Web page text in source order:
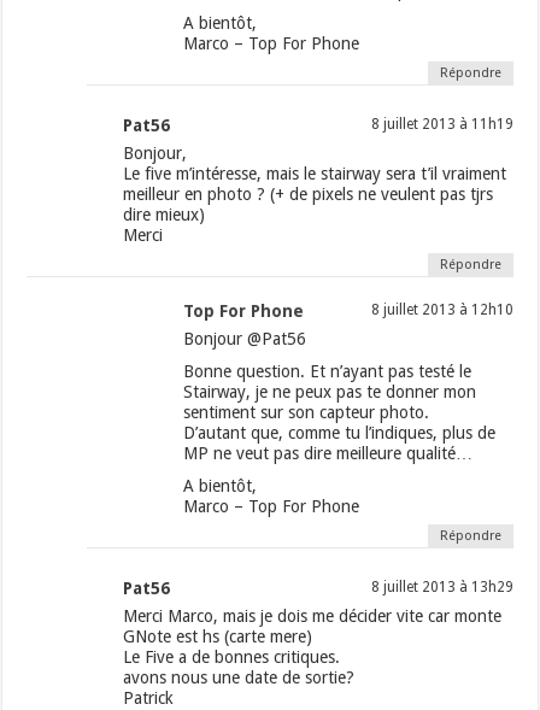
A bientôt,
Marco – Top For Phone
Répondre
Pat56 8 juillet 2013 à 11h19
Bonjour,
Le five m’intéresse, mais le stairway sera t’il vraiment
meilleur en photo ? (+ de pixels ne veulent pas tjrs
dire mieux)
Merci
Répondre
Top For Phone 8 juillet 2013 à 12h10
Bonjour @Pat56
Bonne question. Et n’ayant pas testé le
Stairway, je ne peux pas te donner mon
sentiment sur son capteur photo.
D’autant que, comme tu l’indiques, plus de
MP ne veut pas dire meilleure qualité…
A bientôt,
Marco – Top For Phone
Répondre
Pat56 8 juillet 2013 à 13h29
Merci Marco, mais je dois me décider vite car monte
GNote est hs (carte mere)
Le Five a de bonnes critiques.
avons nous une date de sortie?
Patrick